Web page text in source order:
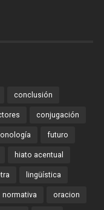
conclusión
conjugación
futuro
hiato acentual
lingüística
normativa oracion